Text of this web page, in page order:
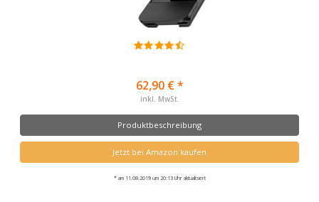
62,90 € *
inkl. MwSt.
Produktbeschreibung
Jetzt bei Amazon kaufen
* am 11.08.2019 um 20:13 Uhr aktualisiert